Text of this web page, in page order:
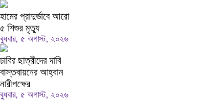
হামের প্রাদুর্ভাবে আরো
৫ শিশুর মৃত্যু
বুধবার, ৫ অগাস্ট, ২০২৬
ঢাবির ছাত্রীদের দাবি
বাস্তবায়নের আহ্বান
নারীপক্ষের
বুধবার, ৫ অগাস্ট, ২০২৬